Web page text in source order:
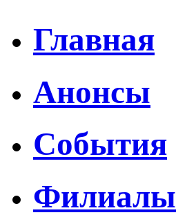
Главная
Анонсы
События
Филиалы